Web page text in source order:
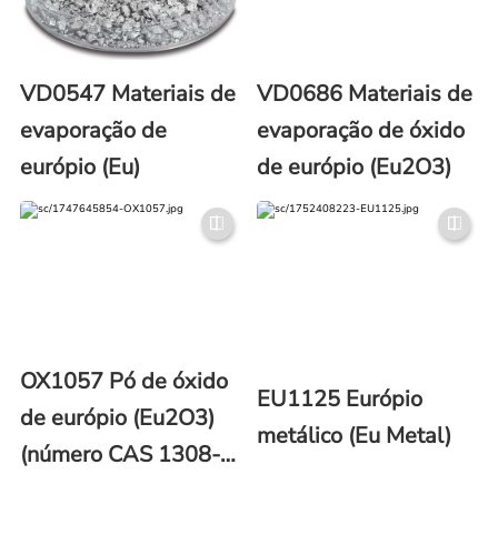
VD0547 Materiais de
evaporação de
európio (Eu)
VD0686 Materiais de
evaporação de óxido
de európio (Eu2O3)
OX1057 Pó de óxido
de európio (Eu2O3)
(número CAS 1308-
EU1125 Európio
metálico (Eu Metal)